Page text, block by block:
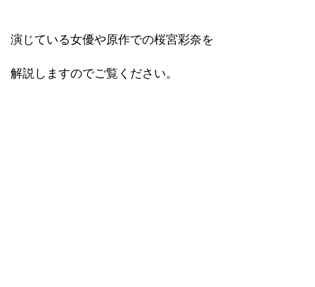
演じている女優や原作での桜宮彩奈を
解説しますのでご覧ください。